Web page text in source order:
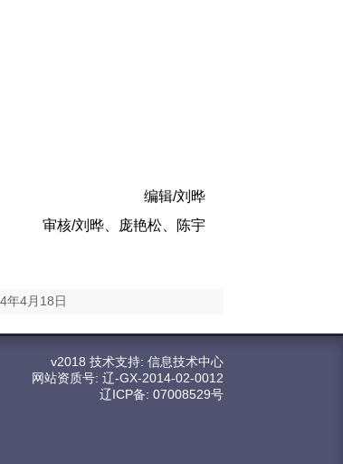
编辑/刘晔
审核/刘晔、庞艳松、陈宇
年4月18日
v2018 技术支持: 信息技术中心
网站资质号: 辽-GX-2014-02-0012
辽ICP备: 07008529号